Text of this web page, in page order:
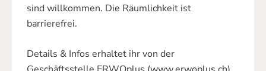
sind willkommen. Die Räumlichkeit ist
barrierefrei.
Details & Infos erhaltet ihr von der